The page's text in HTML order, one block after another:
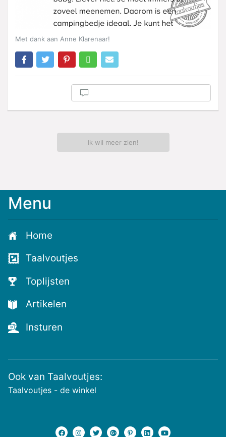
Met dank aan Anne Klarenaar!
Ik wil meer zien!
Meld
voor
de
nieuwste
voutjes
en
de
voutste
nieuwtjes!
Menu
Home
Taalvoutjes
Toplijsten
Artikelen
Insturen
Ook van Taalvoutjes:
Taalvoutjes - de winkel